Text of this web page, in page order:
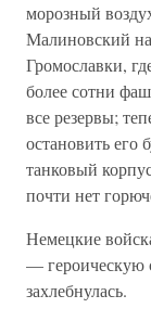
морозный
Малиновский
Громославки,
более сотни
все резервы;
остановить его
танковый
почти нет
Немецкие
— героическую
захлебнулась.